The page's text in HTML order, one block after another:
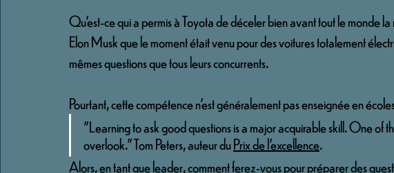
Qu’est-ce qui a permis à Toyota de déceler bien avant tout le monde
Elon Musk que le moment était venu pour des voitures totalement
mêmes questions que tous leurs concurrents.
Pourtant, cette compétence n’est généralement pas enseignée en
"Learning to ask good questions is a major acquirable skill. One
overlook.” Tom Peters, auteur du Prix de l’excellence.
Alors, en tant que leader, comment ferez-vous pour préparer des